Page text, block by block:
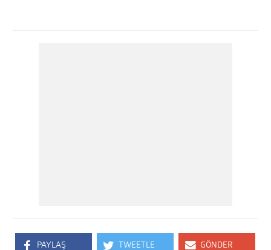
PAYLAŞ TWEETLE GÖNDER